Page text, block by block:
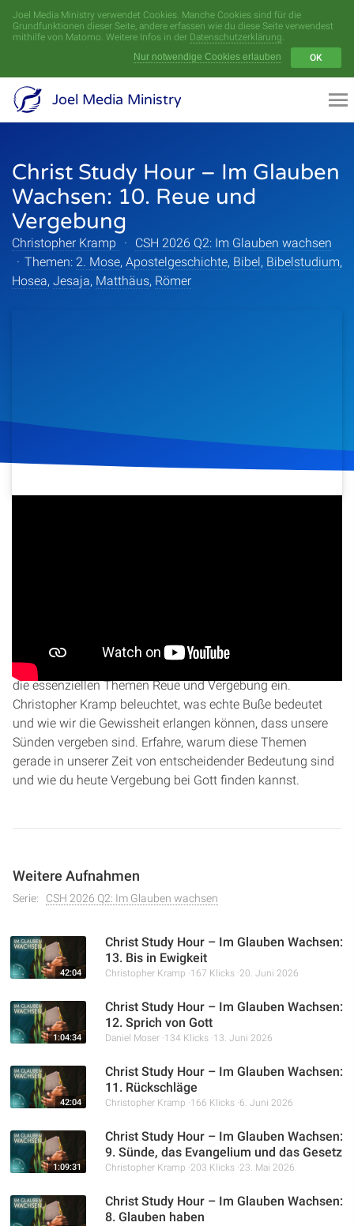
Joel Media Ministry verwendet Cookies. Manche Cookies sind für die
Grundfunktionen dieser Seite, andere erfassen wie du diese Seite verwendest
mithilfe von Matomo. Weitere Infos in der Datenschutzerklärung.
Nur notwendige Cookies erlauben
OK
Joel Media Ministry
Christ Study Hour – Im Glauben
Wachsen: 10. Reue und
Vergebung
Christopher Kramp ·
CSH 2026 Q2: Im Glauben wachsen
· Themen: 2. Mose, Apostelgeschichte, Bibel, Bibelstudium,
Hosea, Jesaja, Matthäus, Römer
In dieser Lektion der Christ Study Hour tauchen wir tief in
die essenziellen Themen Reue und Vergebung ein.
Christopher Kramp beleuchtet, was echte Buße bedeutet
und wie wir die Gewissheit erlangen können, dass unsere
Sünden vergeben sind. Erfahre, warum diese Themen
gerade in unserer Zeit von entscheidender Bedeutung sind
und wie du heute Vergebung bei Gott finden kannst.
Weitere Aufnahmen
Serie: CSH 2026 Q2: Im Glauben wachsen
42:04
Christ Study Hour – Im Glauben Wachsen:
13. Bis in Ewigkeit
Christopher Kramp 167 Klicks 20. Juni 2026
1:04:34
Christ Study Hour – Im Glauben Wachsen:
12. Sprich von Gott
Daniel Moser 134 Klicks 13. Juni 2026
42:04
Christ Study Hour – Im Glauben Wachsen:
11. Rückschläge
Christopher Kramp 166 Klicks 6. Juni 2026
1:09:31
Christ Study Hour – Im Glauben Wachsen:
9. Sünde, das Evangelium und das Gesetz
Christopher Kramp 203 Klicks 23. Mai 2026
Christ Study Hour – Im Glauben Wachsen:
8. Glauben haben
Menü
Videoarchiv
Serien
Sprecher
Themen